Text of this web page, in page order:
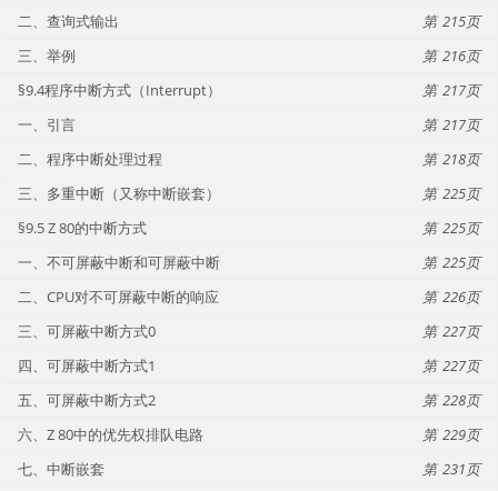
二、查询式输出
215
三、举例
216
§9.4程序中断方式（Interrupt）
217
一、引言
217
二、程序中断处理过程
218
三、多重中断（又称中断嵌套）
225
§9.5 Z 80的中断方式
225
一、不可屏蔽中断和可屏蔽中断
225
二、CPU对不可屏蔽中断的响应
226
三、可屏蔽中断方式0
227
四、可屏蔽中断方式1
227
五、可屏蔽中断方式2
228
六、Z 80中的优先权排队电路
229
七、中断嵌套
231